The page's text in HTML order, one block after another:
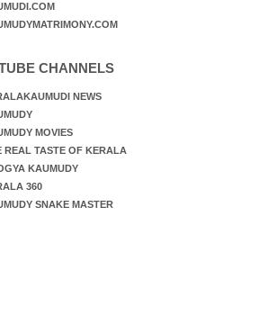
CHANNELS
NEWS
MOVIES
REAL TASTE OF KERALA
KAUMUDY
360
SNAKE MASTER